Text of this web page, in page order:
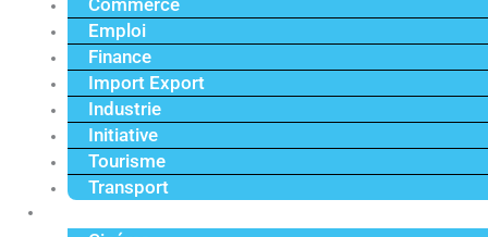
Commerce
Emploi
Finance
Import Export
Industrie
Initiative
Tourisme
Transport